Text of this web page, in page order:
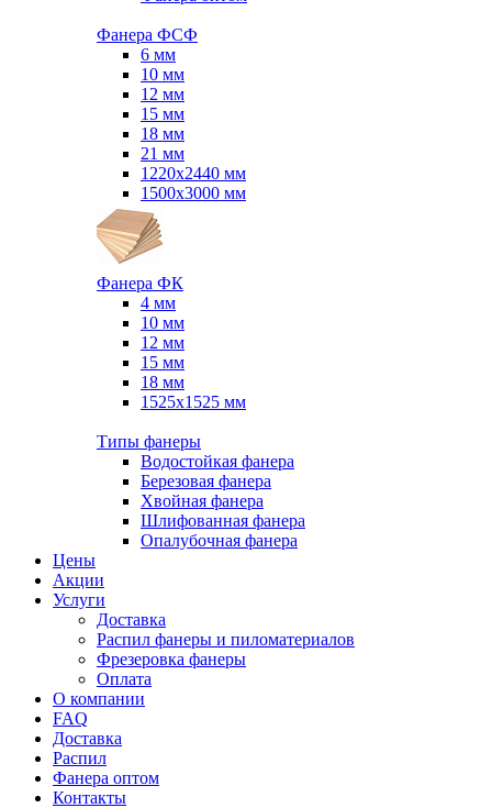
Фанера ФСФ
6 мм
10 мм
12 мм
15 мм
18 мм
21 мм
1220х2440 мм
1500х3000 мм
Фанера ФК
4 мм
10 мм
12 мм
15 мм
18 мм
1525х1525 мм
Типы фанеры
Водостойкая фанера
Березовая фанера
Хвойная фанера
Шлифованная фанера
Опалубочная фанера
Цены
Акции
Услуги
Доставка
Распил фанеры и пиломатериалов
Фрезеровка фанеры
Оплата
О компании
FAQ
Доставка
Распил
Фанера оптом
Контакты